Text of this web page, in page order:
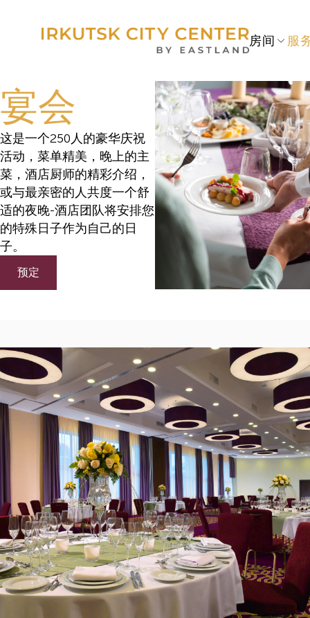
房间 服
宴会
这是一个250人的豪华庆祝
活动，菜单精美，晚上的主
菜，酒店厨师的精彩介绍，
或与最亲密的人共度一个舒
适的夜晚-酒店团队将安排您
的特殊日子作为自己的日
子。
预定